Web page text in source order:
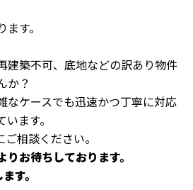
す。
建築不可、底地などの訳あり物件
か？
なケースでも迅速かつ丁寧に対応
ます。
相談ください。
お待ちしております。
す。